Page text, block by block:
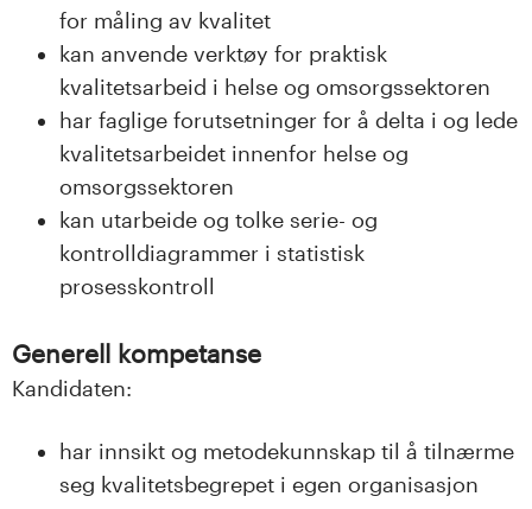
for måling av kvalitet
kan anvende verktøy for praktisk
kvalitetsarbeid i helse og omsorgssektoren
har faglige forutsetninger for å delta i og lede
kvalitetsarbeidet innenfor helse og
omsorgssektoren
kan utarbeide og tolke serie- og
kontrolldiagrammer i statistisk
prosesskontroll
Generell kompetanse
Kandidaten:
har innsikt og metodekunnskap til å tilnærme
seg kvalitetsbegrepet i egen organisasjon